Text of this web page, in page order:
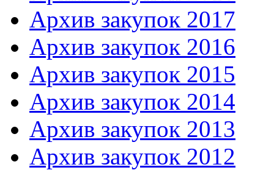
Архив закупок 2017
Архив закупок 2016
Архив закупок 2015
Архив закупок 2014
Архив закупок 2013
Архив закупок 2012